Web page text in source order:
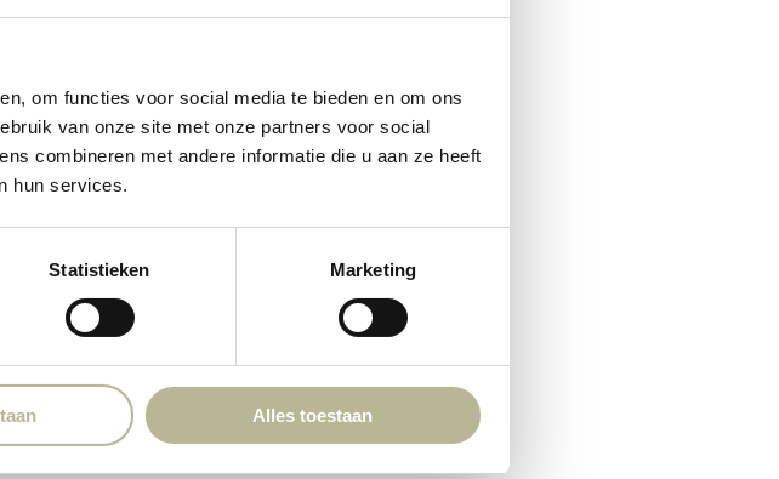
om functies voor social media te bieden en om ons
van onze site met onze partners voor social
combineren met andere informatie die u aan ze heeft
hun services.
Statistieken Marketing
Alles toestaan
Hi there 👋
Hoi! Kunnen we ergens bij helpen?